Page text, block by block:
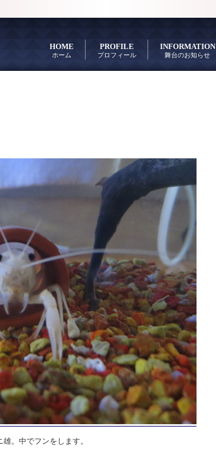
HOME
ホーム
PROFILE
プロフィール
INFORMATION
舞台のお知らせ
。中でフンをします。